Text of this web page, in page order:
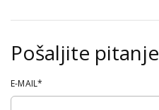
Pošaljite pitanje
E-MAIL*